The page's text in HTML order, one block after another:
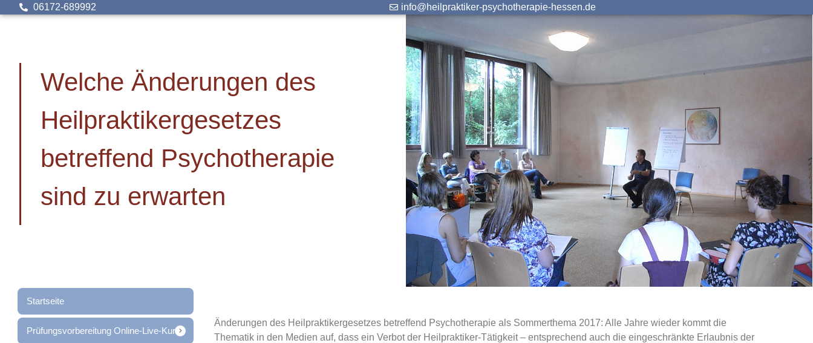
06172-689992 info@heilpraktiker-psychotherapie-hessen.de
Welche Änderungen des
Heilpraktikergesetzes
betreffend Psychotherapie
sind zu erwarten
Startseite
Prüfungsvorbereitung Online-Live-Kurs
Änderungen des Heilpraktikergesetzes betreffend Psychotherapie als Sommerthema 2017: Alle Jahre wieder kommt die
Thematik in den Medien auf, dass ein Verbot der Heilpraktiker-Tätigkeit – entsprechend auch die eingeschränkte Erlaubnis der